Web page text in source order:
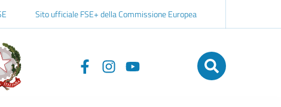
Sito ufficiale FSE+ della Commissione Europea
Seguici